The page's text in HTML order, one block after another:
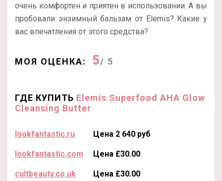
очень комфортен и приятен в использовании. А вы
пробовали энзимный бальзам от Elemis? Какие у
вас впечатления от этого средства?
МОЯ ОЦЕНКА: 5/ 5
ГДЕ КУПИТЬ Elemis Superfood AHA Glow
Cleansing Butter
lookfantastic.ru Цена 2 640 руб
lookfantastic.com Цена £30.00
cultbeauty.co.uk Цена £30.00